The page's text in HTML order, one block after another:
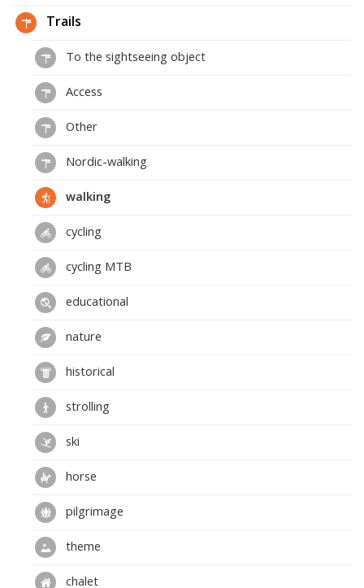
Trails
To the sightseeing object
Access
Other
Nordic-walking
walking
cycling
cycling MTB
educational
nature
historical
strolling
ski
horse
pilgrimage
theme
chalet